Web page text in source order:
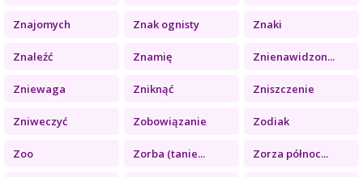
Znajomych Znak ognisty Znaki
Znaleźć Znamię Znienawidzon...
Zniewaga Zniknąć Zniszczenie
Zniweczyć Zobowiązanie Zodiak
Zoo Zorba (tanie... Zorza północ...